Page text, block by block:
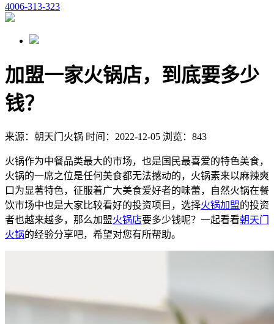
4006-313-323
加盟一家火锅店，到底要多少
钱？
来源：朝天门火锅 时间：2022-12-05 浏览：843
火锅作为中餐品类最大的市场，也是国民最喜爱的特色美食，
火锅的一席之位是任何美食都无法撼动的，火锅素来以麻辣爽
口为显著特色，征服着广大美食爱好者的味蕾，自然火锅在餐
饮市场中也是大家比较看好的投资项目，选择火锅加盟的投资
者也越来越多，那么加盟火锅店要多少钱呢？一起看看朝天门
火锅的经验分享吧，希望对您有所帮助。